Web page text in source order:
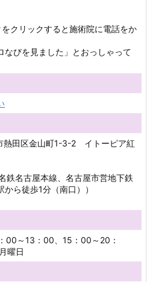
クリックすると施術院に電話をか
なびを見ました」とおっしゃって
田区金山町1-3-2 イトーピア紅
鉄名古屋本線、名古屋市営地下鉄
ら徒歩1分（南口））
00～13：00、15：00～20：
曜日